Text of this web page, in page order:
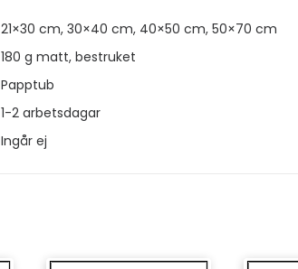
21×30 cm, 30×40 cm, 40×50 cm, 50×70 cm
180 g matt, bestruket
Papptub
1-2 arbetsdagar
Ingår ej